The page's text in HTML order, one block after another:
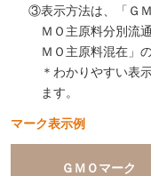
③表示方法は、「Ｇ
ＭＯ主原料分別流
ＭＯ主原料混在」
＊わかりやすい表
ます。
マーク表示例
ＧＭＯマーク